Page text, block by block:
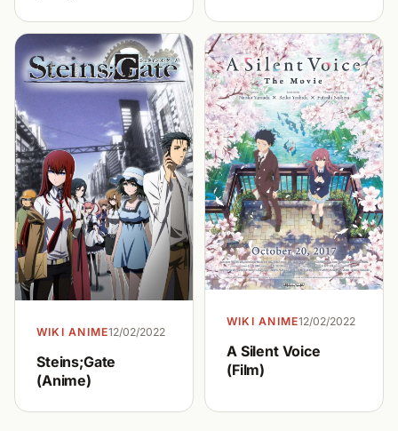
WIKI ANIME12/02/2022
Steins;Gate
(Anime)
WIKI ANIME12/02/2022
A Silent Voice
(Film)